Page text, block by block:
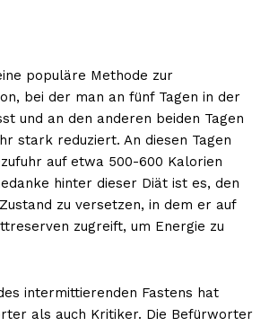
populäre Methode zur
bei der man an fünf Tagen in der
und an den anderen beiden Tagen
stark reduziert. An diesen Tagen
auf etwa 500-600 Kalorien
hinter dieser Diät ist es, den
zu versetzen, in dem er auf
zugreift, um Energie zu
intermittierenden Fastens hat
als auch Kritiker. Die Befürworter